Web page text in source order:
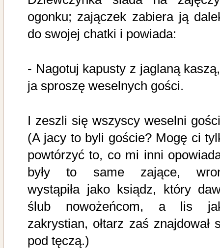
ogonku; zajączek zabiera ją
do swojej chatki i powiada:
- Nagotuj kapusty z jaglaną
ja sproszę weselnych gości.
I zeszli się wszyscy weselni
(A jacy to byli goście? Mogę ci
powtórzyć to, co mi inni
były to same zające,
wystąpiła jako ksiądz, który
ślub nowożeńcom, a lis
zakrystian, ołtarz zaś znajdował
pod tęczą.)